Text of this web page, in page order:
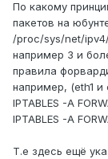
По какому
пакетов на
/proc/sys/net/
например 3 и
правила
например, (eth1 и
IPTABLES -A
IPTABLES -A
Т.е здесь ещё